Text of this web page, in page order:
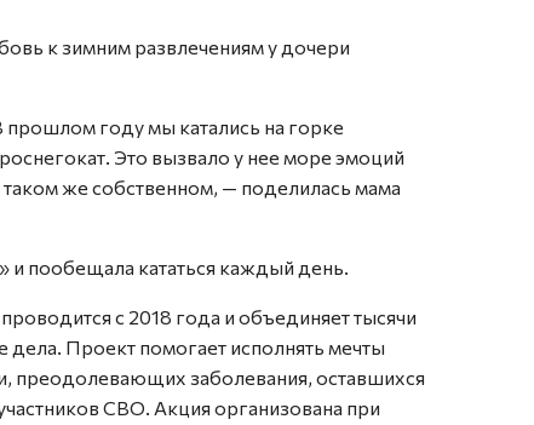
к зимним развлечениям у дочери
прошлом году мы катались на горке
Это вызвало у нее море эмоций
таком же собственном, — поделилась мама
и пообещала кататься каждый день.
проводится с 2018 года и объединяет тысячи
Проект помогает исполнять мечты
преодолевающих заболевания, оставшихся
СВО. Акция организована при